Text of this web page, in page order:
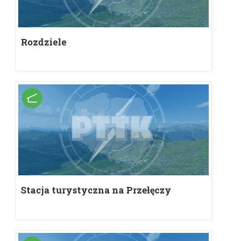
Rozdziele
Stacja turystyczna na Przełęczy
Knurowskiej